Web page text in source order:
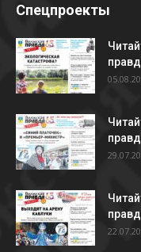
Спецпроекты